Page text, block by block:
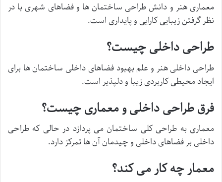
معماری هنر و دانش طراحی ساختمان ها و فضاهای شهری با در
نظر گرفتن زیبایی کارایی و پایداری است.
طراحی داخلی چیست؟
طراحی داخلی هنر و علم بهبود فضاهای داخلی ساختمان ها برای
ایجاد محیطی کاربردی زیبا و دلپذیر است.
فرق طراحی داخلی و معماری چیست؟
معماری به طراحی کلی ساختمان می پردازد در حالی که طراحی
داخلی بر فضاهای داخلی و چیدمان آن ها تمرکز دارد.
معمار چه کار می کند؟